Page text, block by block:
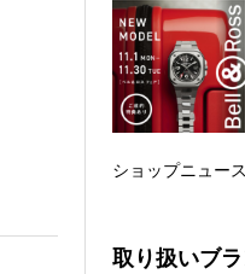
ショップニュー
取り扱いブ